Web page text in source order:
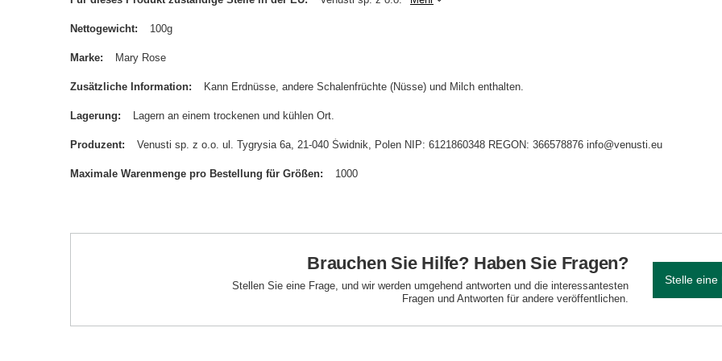
Nettogewicht 100g
Marke Mary Rose
Zusätzliche Information Kann Erdnüsse, andere Schalenfrüchte (Nüsse) und Milch enthalten.
Lagerung Lagern an einem trockenen und kühlen Ort.
Produzent Venusti sp. z o.o. ul. Tygrysia 6a, 21-040 Świdnik, Polen NIP: 6121860348 REGON: 366578876 info@venusti.eu
Maximale Warenmenge pro Bestellung für Größen 1000
Brauchen Sie Hilfe? Haben Sie Fragen?
Stellen Sie eine Frage, und wir werden umgehend antworten und die interessantesten
Fragen und Antworten für andere veröffentlichen.
Stelle eine